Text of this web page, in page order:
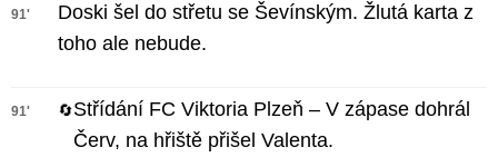
91'
Doski šel do střetu se Ševínským. Žlutá karta z
toho ale nebude.
91' 🔄Střídání FC Viktoria Plzeň – V zápase dohrál
Červ, na hřiště přišel Valenta.